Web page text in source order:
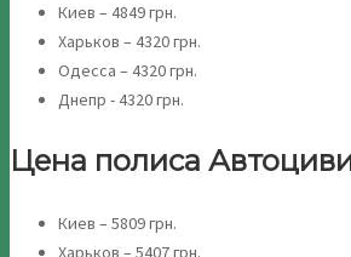
Киев – 4849 грн.
Харьков – 4320 грн.
Одесса – 4320 грн.
Днепр - 4320 грн.
Цена полиса
Киев – 5809 грн.
Харьков – 5407 грн.